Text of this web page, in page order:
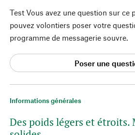
Informations générales
Des poids légers et étroits.
Test Vous avez une question sur ce
pouvez volontiers poser votre
programme de messagerie souvre.
Poser une